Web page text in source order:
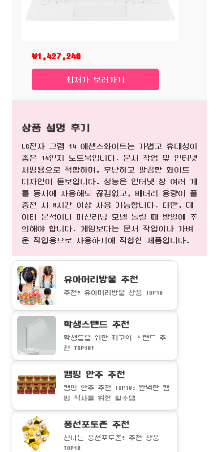
₩1,427,240
최저가 보러가기
상품 설명 후기
LG전자 그램 14 에센스화이트는 가볍고 휴대성이
좋은 14인치 노트북입니다. 문서 작업 및 인터넷
서핑용으로 적합하며, 무난하고 깔끔한 화이트
디자인이 돋보입니다. 성능은 인터넷 창 여러 개
를 동시에 사용해도 끊김없고, 배터리 용량이 풀
충전 시 8시간 이상 사용 가능합니다. 다만, 데
이터 분석이나 머신러닝 모델 돌릴 때 발열에 주
의해야 합니다. 게임보다는 문서 작업이나 가벼
운 작업용으로 사용하기에 적합한 제품입니다.
유아머리방울 추천
추천! 유아머리방울 상품 TOP10
학생스탠드 추천
학생들을 위한 최고의 스탠드 추
천 TOP10!
캠핑 안주 추천
캠핑 안주 추천 TOP10: 완벽한 캠
핑 식사를 위한 필수템
풍선포토존 추천
신나는 풍선포토존! 추천 상품
TOP10